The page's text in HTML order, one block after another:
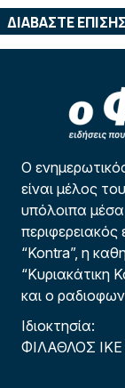
ΔΙΑΒΑΣΤΕ ΕΠΙΣΗΣ
Ο
είναι μέλος
υπόλοιπα μέσα
“Kontra”, η
“Κυριακάτικη
και ο
Ιδιοκτησία:
ΦΙΛΑΘΛΟΣ ΙΚΕ